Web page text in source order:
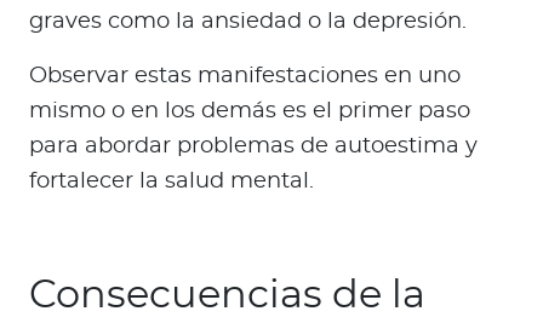
graves como la ansiedad o la depresión.
Observar estas manifestaciones en uno
mismo o en los demás es el primer paso
para abordar problemas de autoestima y
fortalecer la salud mental.
Consecuencias de la